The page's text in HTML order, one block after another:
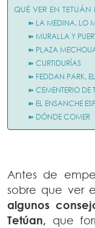
QUÉ VER EN
➽ LA MEDINA, LO
➽ MURALLA Y
➽ PLAZA
➽ CURTIDURÍAS
➽ FEDDAN PARK,
➽ CEMENTERIO DE
➽ EL ENSANCHE
➽ DÓNDE COMER
Antes de
sobre que ver
algunos
Tetúan, que